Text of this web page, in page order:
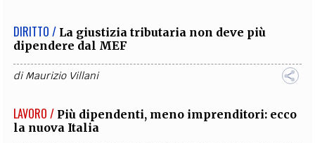
DIRITTO / La giustizia tributaria non deve più
dipendere dal MEF
diMaurizio Villani
LAVORO / Più dipendenti, meno imprenditori: ecco
la nuova Italia